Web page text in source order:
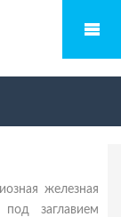
железная
заглавием